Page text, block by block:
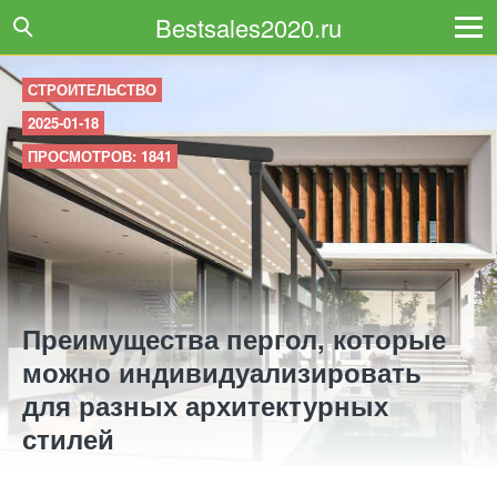
Bestsales2020.ru
СТРОИТЕЛЬСТВО
2025-01-18
ПРОСМОТРОВ: 1841
Преимущества пергол, которые
можно индивидуализировать
для разных архитектурных
стилей